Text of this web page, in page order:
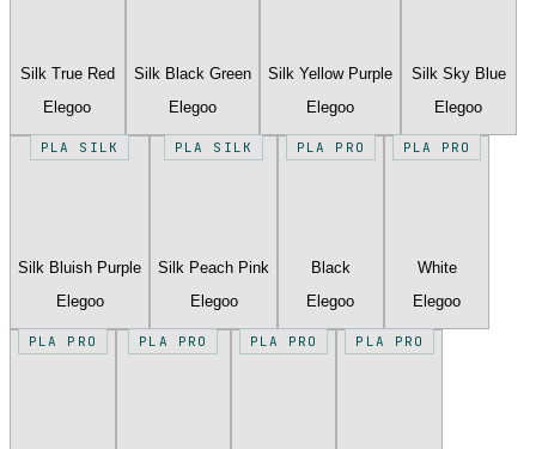
Silk True Red
Elegoo
Silk Black Green
Elegoo
Silk Yellow Purple
Elegoo
Silk Sky Blue
Elegoo
PLA SILK
Silk Bluish Purple
Elegoo
PLA SILK
Silk Peach Pink
Elegoo
PLA PRO
Black
Elegoo
PLA PRO
White
Elegoo
PLA PRO PLA PRO PLA PRO PLA PRO